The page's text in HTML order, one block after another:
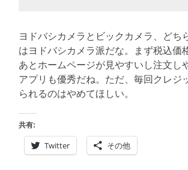
ヨドバシカメラとビックカメラ、どち
はヨドバシカメラ派だな。まず税込価
あとホームページが見やすいし注文し
アプリも優秀だね。ただ、毎回クレジ
られるのはやめてほしい。
共有:
Twitter その他